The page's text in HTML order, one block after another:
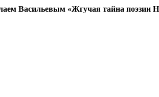
Васильевым «Жгучая тайна поэзии